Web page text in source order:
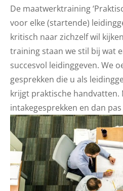
De maatwerktraining
voor elke (startende)
kritisch naar zichzelf wil
training staan we stil bij wat
succesvol leidinggeven. We
gesprekken die u als
krijgt praktische handvatten.
intakegesprekken en dan